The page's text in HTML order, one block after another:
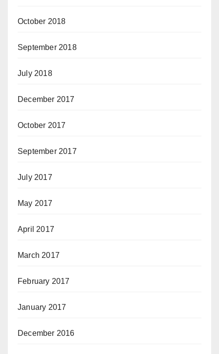
October 2018
September 2018
July 2018
December 2017
October 2017
September 2017
July 2017
May 2017
April 2017
March 2017
February 2017
January 2017
December 2016